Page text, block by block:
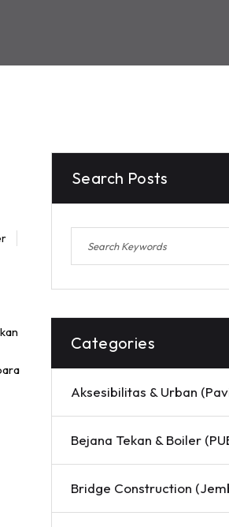
Search Posts
Categories
Aksesibilitas & Urban
Bejana Tekan & Boiler
Bridge Construction